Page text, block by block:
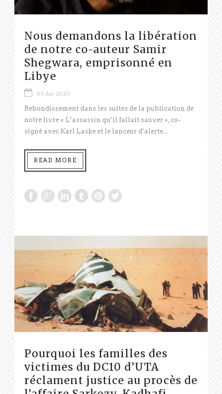
Nous demandons la libération
de notre co-auteur Samir
Shegwara, emprisonné en
Libye
07 Avr 2025
Rebondissement dans les suites de la publication de
notre livre « L’assassin qu’il fallait sauver », co-
signé avec Karl Laske et le lanceur d’alerte...
READ MORE
Pourquoi les familles des
victimes du DC10 d’UTA
réclament justice au procès de